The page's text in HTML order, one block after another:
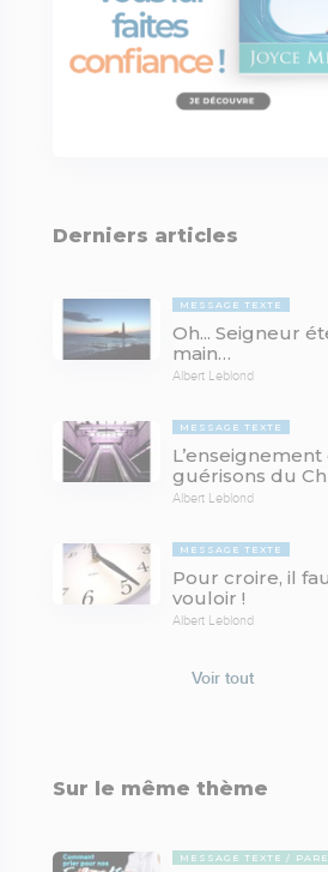
Derniers articles
MESSAGE TEXTE
Oh... Seigneur
main…
Albert Leblond
MESSAGE TEXTE
L’enseignement
guérisons du
Albert Leblond
MESSAGE TEXTE
Pour croire, il
vouloir !
Albert Leblond
Voir tout
Sur le même thème
MESSAGE TEXTE